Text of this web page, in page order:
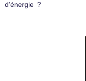
d’énergie ?